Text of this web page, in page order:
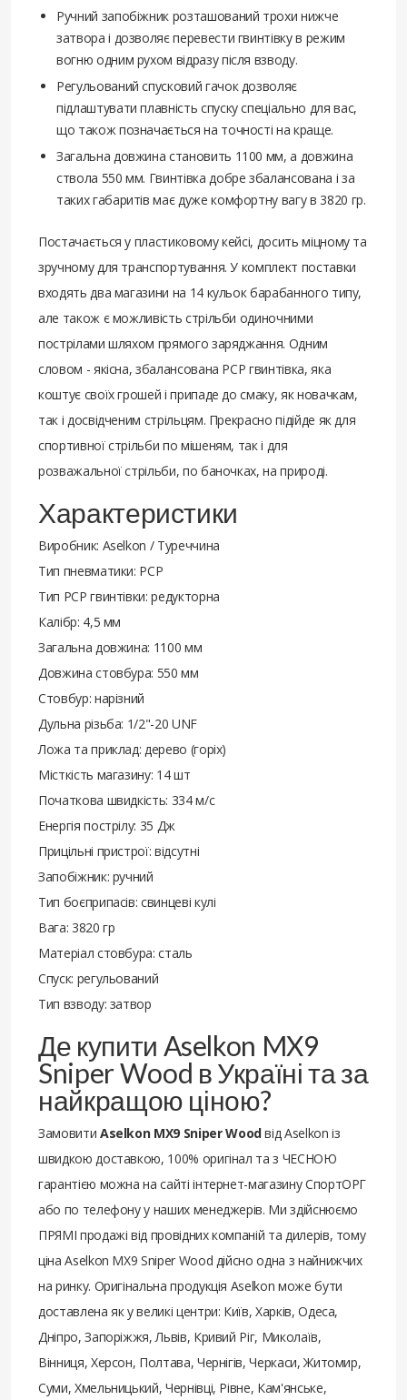
Ручний запобіжник розташований трохи нижче
затвора і дозволяє перевести гвинтівку в режим
вогню одним рухом відразу після взводу.
Регульований спусковий гачок дозволяє
підлаштувати плавність спуску спеціально для вас,
що також позначається на точності на краще.
Загальна довжина становить 1100 мм, а довжина
ствола 550 мм. Гвинтівка добре збалансована і за
таких габаритів має дуже комфортну вагу в 3820 гр.
Постачається у пластиковому кейсі, досить міцному та
зручному для транспортування. У комплект поставки
входять два магазини на 14 кульок барабанного типу,
але також є можливість стрільби одиночними
пострілами шляхом прямого заряджання. Одним
словом - якісна, збалансована РСР гвинтівка, яка
коштує своїх грошей і припаде до смаку, як новачкам,
так і досвідченим стрільцям. Прекрасно підійде як для
спортивної стрільби по мішеням, так і для
розважальної стрільби, по баночках, на природі.
Характеристики
Виробник: Aselkon / Туреччина
Тип пневматики: РСР
Тип РСР гвинтівки: редукторна
Калібр: 4,5 мм
Загальна довжина: 1100 мм
Довжина стовбура: 550 мм
Стовбур: нарізний
Дульна різьба: 1/2"-20 UNF
Ложа та приклад: дерево (горіх)
Місткість магазину: 14 шт
Початкова швидкість: 334 м/с
Енергія пострілу: 35 Дж
Прицільні пристрої: відсутні
Запобіжник: ручний
Тип боєприпасів: свинцеві кулі
Вага: 3820 гр
Матеріал стовбура: сталь
Спуск: регульований
Тип взводу: затвор
Де купити Aselkon MX9
Sniper Wood в Україні та за
найкращою ціною?
Замовити Aselkon MX9 Sniper Woodвід Aselkon із
швидкою доставкою, 100% оригінал та з ЧЕСНОЮ
гарантією можна на сайті інтернет-магазину СпортОРГ
або по телефону у наших менеджерів. Ми здійснюємо
ПРЯМІ продажі від провідних компаній та дилерів, тому
ціна Aselkon MX9 Sniper Wood дійсно одна з найнижчих
на ринку. Оригінальна продукція Aselkon може бути
доставлена ​​як у великі центри: Київ, Харків, Одеса,
Дніпро, Запоріжжя, Львів, Кривий Ріг, Миколаїв,
Вінниця, Херсон, Полтава, Чернігів, Черкаси, Житомир,
Суми, Хмельницький, Чернівці, Рівне, Кам'янське,